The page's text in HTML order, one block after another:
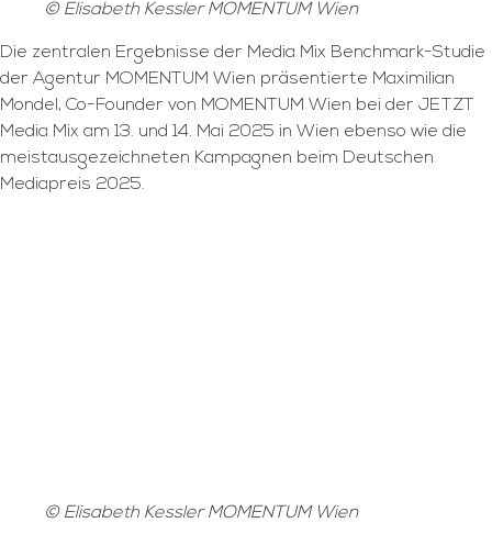
© Elisabeth Kessler MOMENTUM Wien
Die zentralen Ergebnisse der Media Mix Benchmark-Studie
der Agentur MOMENTUM Wien präsentierte Maximilian
Mondel, Co-Founder von MOMENTUM Wien bei der JETZT
Media Mix am 13. und 14. Mai 2025 in Wien ebenso wie die
meistausgezeichneten Kampagnen beim Deutschen
Mediapreis 2025.
© Elisabeth Kessler MOMENTUM Wien